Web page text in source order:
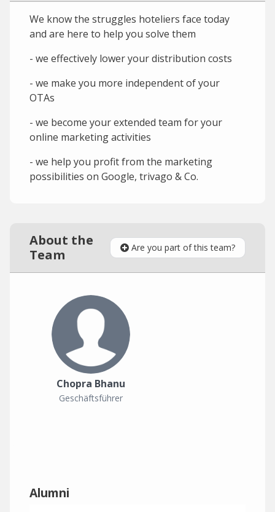
We know the struggles hoteliers face today
and are here to help you solve them
- we effectively lower your distribution costs
- we make you more independent of your
OTAs
- we become your extended team for your
online marketing activities
- we help you profit from the marketing
possibilities on Google, trivago & Co.
About the
Team
Are you part of this team?
Chopra Bhanu
Geschäftsführer
Alumni